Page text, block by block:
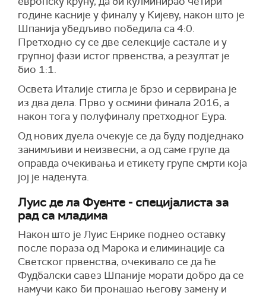
године касније у финалу у Кијеву, након што је
Шпанија убедљиво победила са 4:0.
Претходно су се две селекције састале и у
групној фази истог првенства, а резултат је
био 1:1.
Освета Италије стигла је брзо и сервирана је
из два дела. Прво у осмини финала 2016, а
након тога у полуфиналу претходног Еура.
Од нових дуела очекује се да буду подједнако
занимљиви и неизвесни, а од саме групе да
оправда очекивања и етикету групе смрти која
јој је наденута.
Луис де ла Фуенте - специјалиста за
рад са младима
Након што је Луис Енрике поднео оставку
после пораза од Марока и елиминације са
Светског првенства, очекивало се да ће
Фудбалски савез Шпаније морати добро да се
намучи како би пронашао његову замену и